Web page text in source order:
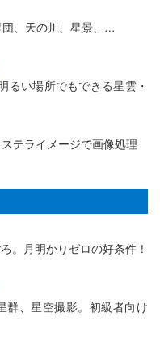
、天の川、星景、…
るい場所でもできる星雲・
テライメージで画像処理
。月明かりゼロの好条件！
群、星空撮影。初級者向け